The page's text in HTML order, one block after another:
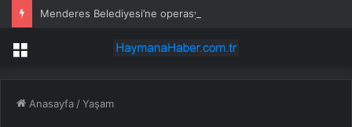
Menü
Anasayfa /Yaşam